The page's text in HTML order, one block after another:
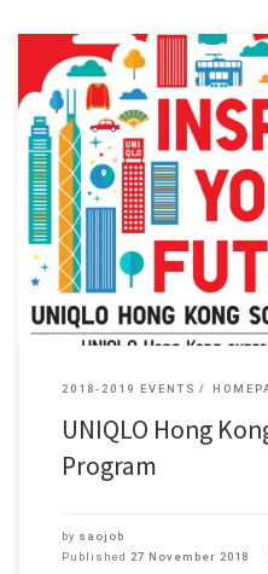
Program Objectives The
support to students, but also an
the business operations, corporate
development […]
2018-2019 EVENTS
UNIQLO Hong
Program
by saojob
Published 27 November 2018